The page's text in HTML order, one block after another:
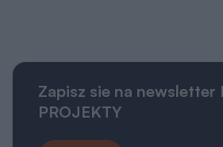
Zapisz sie na newsletter
PROJEKTY